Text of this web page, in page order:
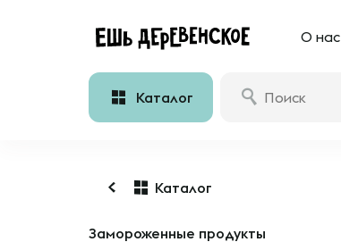
О нас
Каталог
Каталог
Замороженные продукты